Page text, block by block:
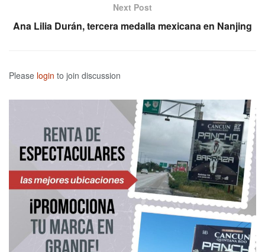
Next Post
Ana Lilia Durán, tercera medalla mexicana en Nanjing
Please login to join discussion